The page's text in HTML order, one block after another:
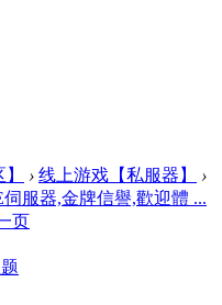
› 线上游戏【私服器】
›
伺服器,金牌信譽,歡迎體 ...
页